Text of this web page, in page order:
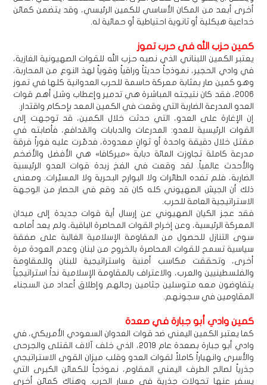
أخرى أبعد من المكان الأساسي للكمين الرئيسي، وقد يتضمن كمائن
خداعية هيكلية أو ثانوية احتياطية أو حمائية له.
كمين حزب الله في حرب تموز
يعتبر الكمين اللبناني الذي نصبه حزب الله للقوات الصهيونية الغازية،
في وادي الحجير، نموذجاً حديثاً وراقياً وقوياً لهذ النوع من المحاربة،
وهو كمين صار بمثابة معركة حاسمة للحرب العدوانية كلها في تموز
2006، فقد كان نتيجته المباشرة هي تدمير وإعطاب وشل أهم قوات
العدو المدرعة الضاربة التي وقعت في الكمين المعد بإحكام واقتدار.
إن الإغارة على العدو، التي حدثت خلال الكمين، قد توجهت إلى
القوات الرئيسية للعدو: المدرعات والدبابات والمَدافع، فأصابته في
مقتل خلال دقيقة واحدة أو ثوانٍ معدودة، فدمّرت عليه فوراً فرقة
مدرعة كاملة تجاوزت المائة دبابة «ميركافا» هي الأفضل والأضخم
والأحدث عالمياً. لقد وقعت في الفخ زبدة قوات العدو الرئيسية
الضاربة، فلم تفده الطائرات ولا البوارج البحرية ولا المسيّرات. ومعنى
ذلك أن الجيش الصهيوني كله كان قد وقع في الحصار من الوجهة
الاستراتيجية العامة للحرب.
فقد عجز الكيان الصهيوني عن إرسال أية قوات جديدة إلى ميدان
المعركة الرئيسية، وعن إخراج القوات المحاصرة الباقية، ولم يعد أمامه
سوى التنازل للحصول من المقاومة الإسلامية الغالبة على صفقة
سياسية تسمح للقوات المحاصرة بالخروج من لبنان وعدم العودة مرة
أخرى، وتحققت مكاسب أمنية واستراتيجية للبنان وللمقاومة
والفلسطينيين والعرب، والاعتراف بالمقاومة الإسلامية نداً استراتيجياً
يتفاوضون معه متوسلين جثامين رجالهم وإطلاق أعداد من السجناء
المقاومين في سجونهم.
كمين وادي أبو جبارة في صعدة
كما يعتبر الكمين اليمني ضد قوات العدوان السعودي الأمريكي، في
وادي أبو جبارة بصعدة عام 2019، الذي خلف آلاف القتلى والجرحى
والأسرى وانهياراً كاملاً لقوات العدو وقلب ميزان القوى الاستراتيجي
جذرياً لصالح الطرف اليمني المقاوم، نموذجاً للكمائن الكبرى التي
يسفر عنها تحولات جذرية في مسار الحرب. وهناك كمائن أخرى